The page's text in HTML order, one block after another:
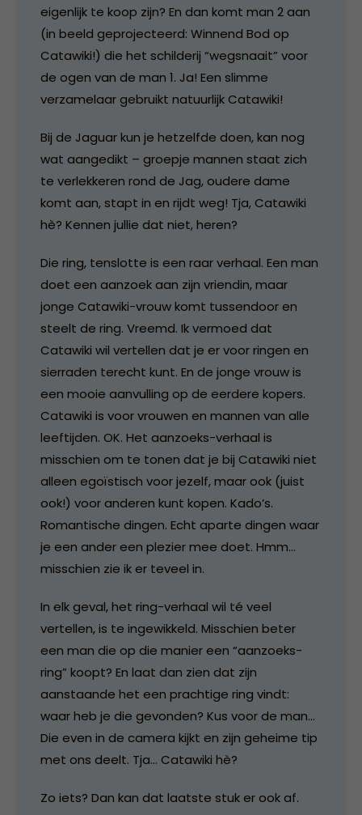
eigenlijk te koop zijn? En dan komt man 2 aan
(in beeld geprojecteerd: Winnend Bod op
Catawiki!) die het schilderij “wegsnaait” voor
de ogen van de man 1. Ja! Een slimme
verzamelaar gebruikt natuurlijk Catawiki!
Bij de Jaguar kun je hetzelfde doen, kan nog
wat aangedikt – groepje mannen staat zich
te verlekkeren rond de Jag, oudere dame
komt aan, stapt in en rijdt weg! Tja, Catawiki
hè? Kennen jullie dat niet, heren?
Die ring, tenslotte is een raar verhaal. Een man
doet een aanzoek aan zijn vriendin, maar
jonge Catawiki-vrouw komt tussendoor en
steelt de ring. Vreemd. Ik vermoed dat
Catawiki wil vertellen dat je er voor ringen en
sierraden terecht kunt. En de jonge vrouw is
een mooie aanvulling op de eerdere kopers.
Catawiki is voor vrouwen en mannen van alle
leeftijden. OK. Het aanzoeks-verhaal is
misschien om te tonen dat je bij Catawiki niet
alleen egoïstisch voor jezelf, maar ook (juist
ook!) voor anderen kunt kopen. Kado’s.
Romantische dingen. Echt aparte dingen waar
je een ander een plezier mee doet. Hmm…
misschien zie ik er teveel in.
In elk geval, het ring-verhaal wil té veel
vertellen, is te ingewikkeld. Misschien beter
een man die op die manier een “aanzoeks-
ring” koopt? En laat dan zien dat zijn
aanstaande het een prachtige ring vindt:
waar heb je die gevonden? Kus voor de man…
Die even in de camera kijkt en zijn geheime tip
met ons deelt. Tja… Catawiki hè?
Zo iets? Dan kan dat laatste stuk er ook af.